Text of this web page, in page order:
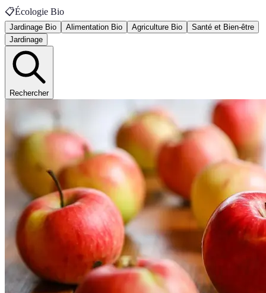
📋Écologie Bio
Jardinage Bio Alimentation Bio Agriculture Bio
Santé et Bien-être
Jardinage
Rechercher